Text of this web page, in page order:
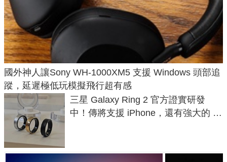
國外神人讓Sony WH-1000XM5 支援 Windows 頭部追
蹤，延遲極低玩模擬飛行超有感
三星 Galaxy Ring 2 官方證實研發
中！傳將支援 iPhone，還有強大的 AI